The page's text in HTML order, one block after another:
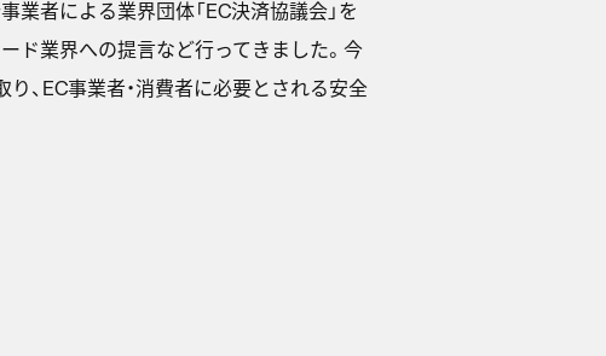
者による業界団体「EC決済協議会」を
ド業界への提言など行ってきました。今
、EC事業者・消費者に必要とされる安全